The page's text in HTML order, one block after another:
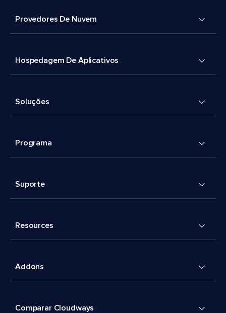
Provedores De Nuvem
Hospedagem De Aplicativos
Soluções
Programa
Suporte
Resources
Addons
Comparar Cloudways